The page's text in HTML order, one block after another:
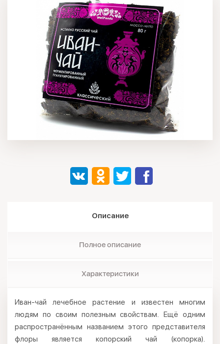
Описание
Полное описание
Характеристики
Иван-чай лечебное растение и известен многим
людям по своим полезным свойствам. Ещё одним
распространённым названием этого представителя
флоры является копорский чай (копорка).